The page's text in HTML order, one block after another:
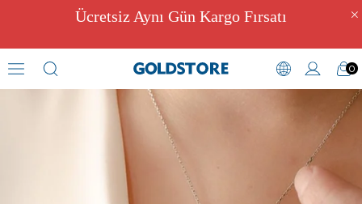
Ücretsiz Aynı Gün Kargo Fırsatı
0